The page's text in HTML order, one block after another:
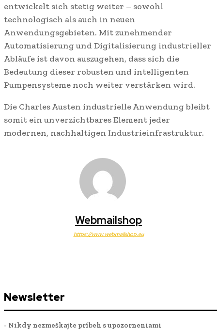
entwickelt sich stetig weiter – sowohl
technologisch als auch in neuen
Anwendungsgebieten. Mit zunehmender
Automatisierung und Digitalisierung industrieller
Abläufe ist davon auszugehen, dass sich die
Bedeutung dieser robusten und intelligenten
Pumpensysteme noch weiter verstärken wird.
Die Charles Austen industrielle Anwendung bleibt
somit ein unverzichtbares Element jeder
modernen, nachhaltigen Industrieinfrastruktur.
Webmailshop
https://www.webmailshop.eu
Newsletter
- Nikdy nezmeškajte príbeh s upozorneniami